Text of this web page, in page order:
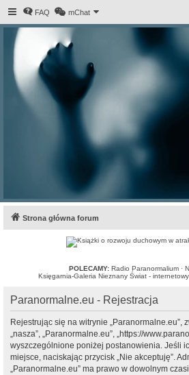
FAQ mChat
Strona główna forum
POLECAMY: Radio Paranormalium·
Księgarnia-Galeria Nieznany Świat -
Paranormalne.eu - Rejestracja
Rejestrując się na witrynie „Paranormalne.eu”,
„nasza”, „Paranormalne.eu”, „https://
wyszczególnione poniżej postanowienia. Jeśli
miejsce, naciskając przycisk „Nie akceptuję”.
„Paranormalne.eu” ma prawo w dowolnym